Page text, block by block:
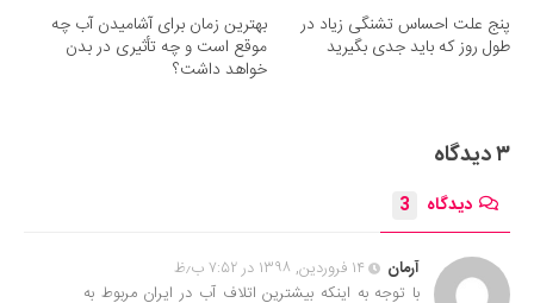
پنج علت احساس تشنگی زیاد در
طول روز که باید جدی بگیرید
بهترین زمان برای آشامیدن آب چه
موقع است و چه تأثیری در بدن
خواهد داشت؟
۳ دیدگاه
دیدگاه 3
آرمان
۱۴ فروردین, ۱۳۹۸ در ۷:۵۲ ب٫ظ
با توجه به اینکه بیشترین اتلاف آب در ایران مربوط به